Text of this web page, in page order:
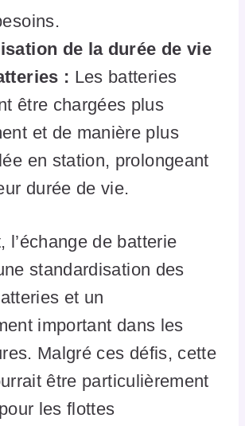
de la durée de vie
: Les batteries
être chargées plus
et de manière plus
en station, prolongeant
durée de vie.
l’échange de batterie
standardisation des
et un
important dans les
Malgré ces défis, cette
être particulièrement
les flottes